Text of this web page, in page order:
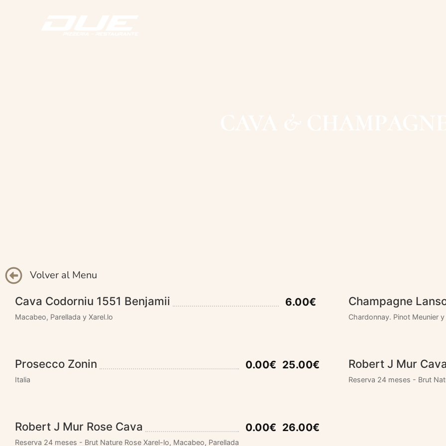
Volver al Menu
Cava Codorniu 1551 Benjamii
6.00€
Macabeo, Parellada y Xarel.lo
Champagne
Chardonnay. Pinot Meunier
Prosecco Zonin 0.00€ 25.00€
Italia
Robert J Mur
Reserva 24 meses - Brut
Robert J Mur Rose Cava 0.00€ 26.00€
Reserva 24 meses - Brut Nature Rose Xarel-lo, Macabeo, Parellada